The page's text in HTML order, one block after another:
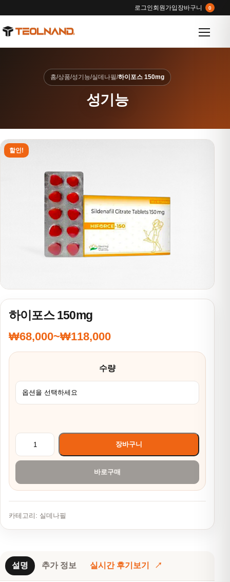
로그인회원가입장바구니 0
홈/상품/성기능/실데나필/하이포스 150mg
성기능
할인!
하이포스 150mg
₩68,000~₩118,000
가격 범위: ₩68,000~₩118,000
수량
하이포스 150mg 수량
장바구니
바로구매
카테고리: 실데나필
설명 추가 정보 실시간 후기보기